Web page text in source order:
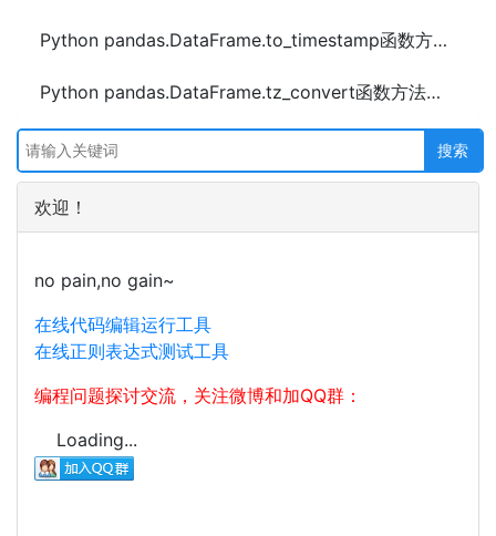
Python pandas.DataFrame.to_timestamp函数方法的使用
Python pandas.DataFrame.tz_convert函数方法的使用
欢迎！
no pain,no gain~
在线代码编辑运行工具
在线正则表达式测试工具
编程问题探讨交流，关注微博和加QQ群：
Loading...